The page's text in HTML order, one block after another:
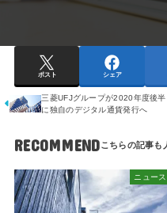
ポスト シェア
三菱UFJグループが2020年度後半
に独自のデジタル通貨発行へ
RECOMMEND
ニュース